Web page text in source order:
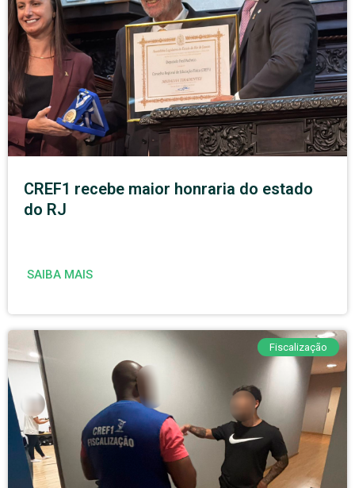
CREF1 recebe maior honraria do estado
do RJ
SAIBA MAIS
Fiscalização